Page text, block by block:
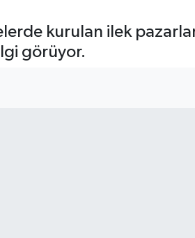
kurulan ilek
görüyor.